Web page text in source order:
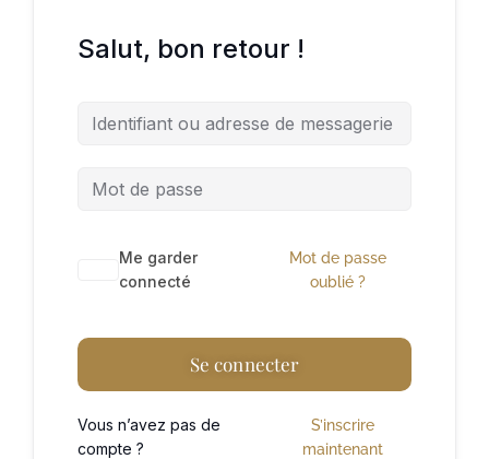
Salut, bon retour !
e
a
Me garder
connecté
Mot de passe
oublié ?
Se connecter
Vous n’avez pas de
compte ?
S’inscrire
maintenant